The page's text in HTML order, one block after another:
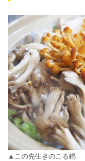
▲この先生きのこる鍋